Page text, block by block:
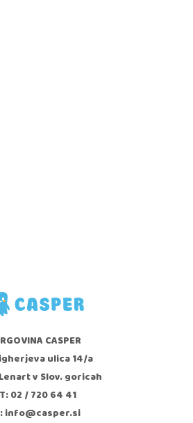
CASPER
ulica 14/a
v Slov. goricah
T: 02 / 720 64 41
info@casper.si